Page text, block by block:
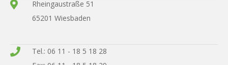
Rheingaustraße 51
65201 Wiesbaden
Tel.: 06 11 - 18 5 18 28